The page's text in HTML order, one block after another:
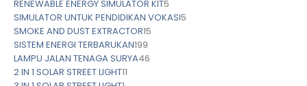
RENEWABLE ENERGY SIMULATOR KIT5
SIMULATOR UNTUK PENDIDIKAN VOKASI5
SMOKE AND DUST EXTRACTOR15
SISTEM ENERGI TERBARUKAN199
LAMPU JALAN TENAGA SURYA46
2 IN 1 SOLAR STREET LIGHT11